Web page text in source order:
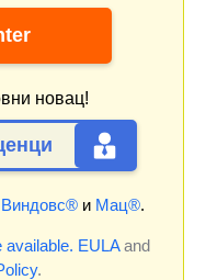
новац!
Виндовс®и Мац®.
available. EULAand
.